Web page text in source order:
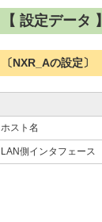
【 設定データ 】
〔NXR_Aの設定〕
ホスト名
LAN側インタフェース